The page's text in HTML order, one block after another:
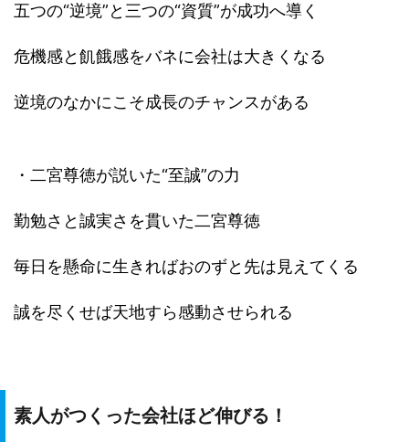
五つの“逆境”と三つの“資質”が成功へ導く
危機感と飢餓感をバネに会社は大きくなる
逆境のなかにこそ成長のチャンスがある
・二宮尊徳が説いた“至誠”の力
勤勉さと誠実さを貫いた二宮尊徳
毎日を懸命に生きればおのずと先は見えてくる
誠を尽くせば天地すら感動させられる
素人がつくった会社ほど伸びる！